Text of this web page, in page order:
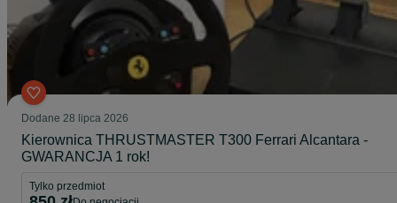
Dodane 28 lipca 2026
Kierownica THRUSTMASTER T300 Ferrari Alcantara -
GWARANCJA 1 rok!
Tylko przedmiot